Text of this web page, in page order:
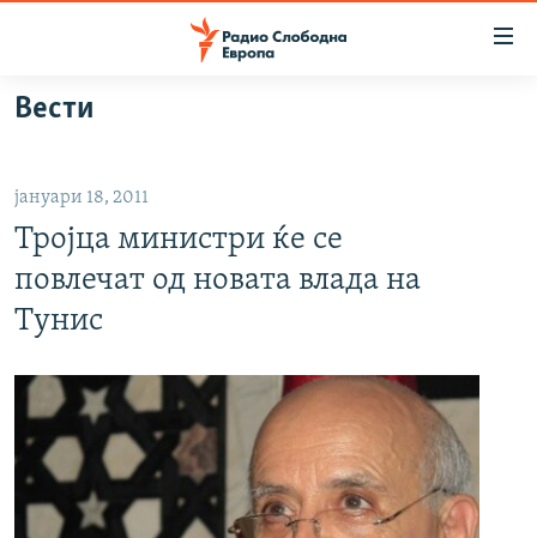
Оди
на
Оди
на
главната
навигација
Премини
на
ВИЗУЕЛНО
ВЕСТИ
ШТО ТРЕБА ДА ЗНАЕТЕ
ПРИЈАВИ СЕ ЗА ЊУЗЛЕТЕР
ПОДКАСТ ЗОШТО?
СЛЕДЕТЕ НЕ
Вести
јануари 18, 2011
Тројца министри ќе се
повлечат од новата влада на
Тунис